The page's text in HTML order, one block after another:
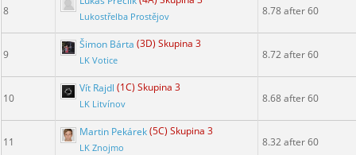
8 Lukostřelba Prostějov 8.78 after 60
9
Šimon Bárta (3D) Skupina 3
LK Votice 8.72 after 60
10
Vít Rajdl (1C) Skupina 3
LK Litvínov 8.68 after 60
11
Martin Pekárek(5C) Skupina 3
LK Znojmo 8.32 after 60